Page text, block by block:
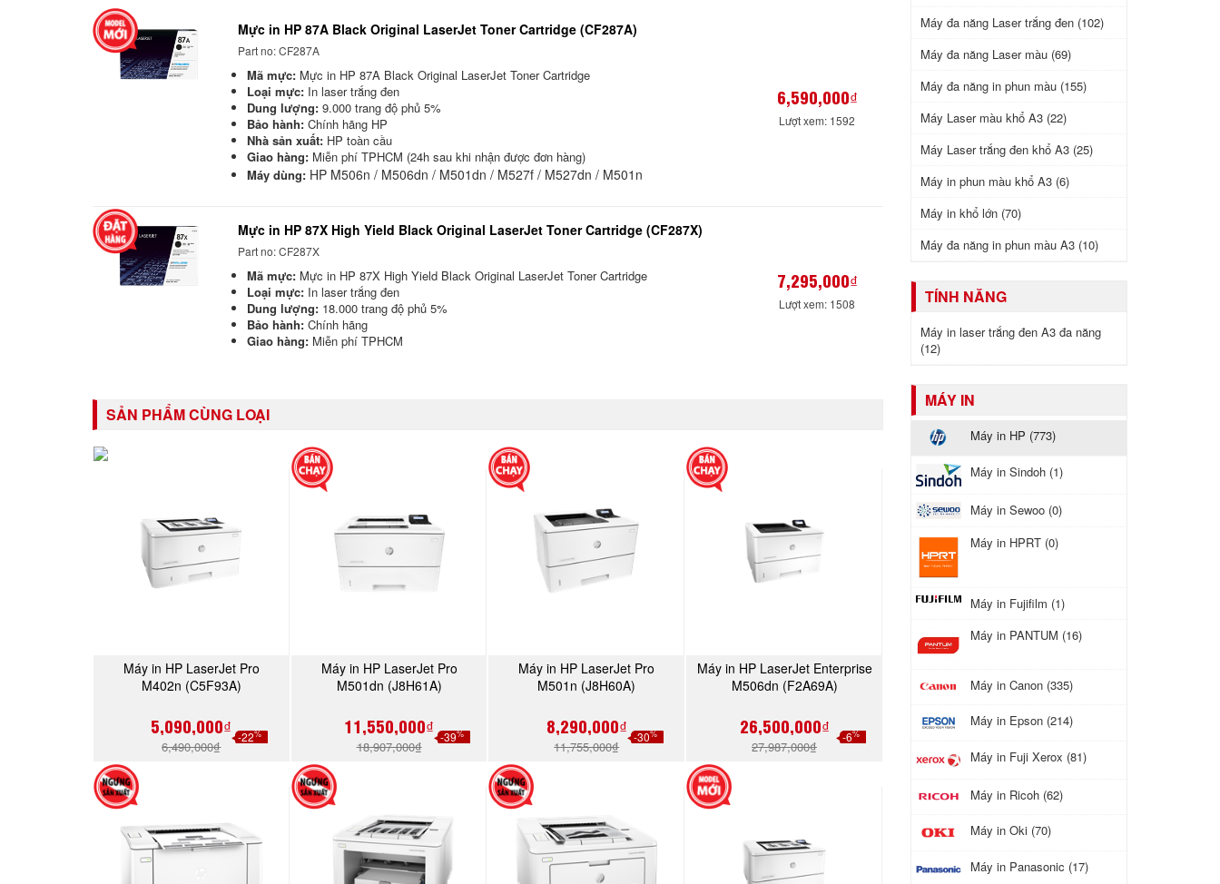
Mực in HP 87A Black Original LaserJet Toner Cartridge (CF287A)
Part no: CF287A
Mã mực: Mực in HP 87A Black Original LaserJet Toner Cartridge
Loại mực: In laser trắng đen
Dung lượng: 9.000 trang độ phủ 5%
Bảo hành: Chính hãng HP
Nhà sản xuất: HP toàn cầu
Giao hàng: Miễn phí TPHCM (24h sau khi nhận được đơn hàng)
Máy dùng: HP M506n / M506dn / M501dn / M527f / M527dn / M501n
6,590,000₫
Lượt xem: 1592
Mực in HP 87X High Yield Black Original LaserJet Toner Cartridge (CF287X)
Part no: CF287X
Mã mực: Mực in HP 87X High Yield Black Original LaserJet Toner Cartridge
Loại mực: In laser trắng đen
Dung lượng: 18.000 trang độ phủ 5%
Bảo hành: Chính hãng
Giao hàng: Miễn phí TPHCM
7,295,000₫
Lượt xem: 1508
SẢN PHẨM CÙNG LOẠI
Máy in HP LaserJet Pro
M402n (C5F93A)
5,090,000₫
6,490,000₫
-22%
MUA NGAY
Máy in HP LaserJet Pro
M501dn (J8H61A)
11,550,000₫
18,907,000₫
-39%
MUA NGAY
Máy in HP LaserJet Pro
M501n (J8H60A)
8,290,000₫
11,755,000₫
-30%
MUA NGAY
Máy in HP LaserJet Enterprise
M506dn (F2A69A)
26,500,000₫
27,987,000₫
-6%
MUA NGAY
Máy đa năng Laser trắng đen (102)
Máy đa năng Laser màu (69)
Máy đa năng in phun màu (155)
Máy Laser màu khổ A3 (22)
Máy Laser trắng đen khổ A3 (25)
Máy in phun màu khổ A3 (6)
Máy in khổ lớn (70)
Máy đa năng in phun màu A3 (10)
TÍNH NĂNG
Máy in laser trắng đen A3 đa năng
(12)
MÁY IN
Máy in HP (773)
Máy in Sindoh (1)
Máy in Sewoo (0)
Máy in HPRT (0)
Máy in Fujifilm (1)
Máy in PANTUM (16)
Máy in Canon (335)
Máy in Epson (214)
Máy in Fuji Xerox (81)
Máy in Ricoh (62)
Máy in Oki (70)
Máy in Panasonic (17)